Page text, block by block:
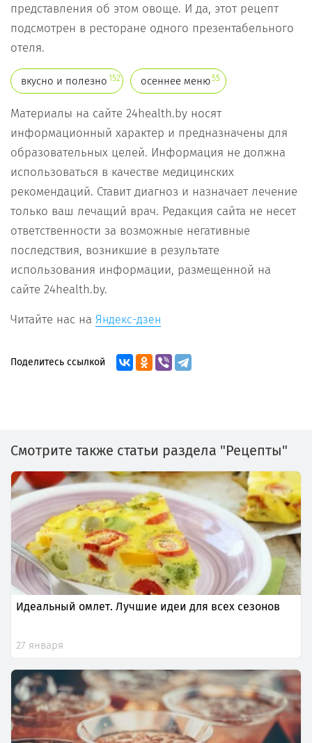
представления об этом овоще. И да, этот рецепт
подсмотрен в ресторане одного презентабельного
отеля.
вкусно и полезно 152 осеннее меню55
Материалы на сайте 24health.by носят
информационный характер и предназначены для
образовательных целей. Информация не должна
использоваться в качестве медицинских
рекомендаций. Ставит диагноз и назначает лечение
только ваш лечащий врач. Редакция сайта не несет
ответственности за возможные негативные
последствия, возникшие в результате
использования информации, размещенной на
сайте 24health.by.
Читайте нас на Яндекс-дзен
Поделитесь ссылкой
Смотрите также статьи раздела "Рецепты"
Идеальный омлет. Лучшие идеи для всех сезонов
27 января